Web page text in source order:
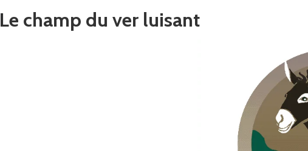
Le champ du ver luisant